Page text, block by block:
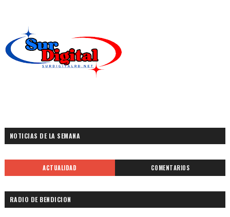
NOTICIAS DE LA SEMANA
ACTUALIDAD COMENTARIOS
RADIO DE BENDICION